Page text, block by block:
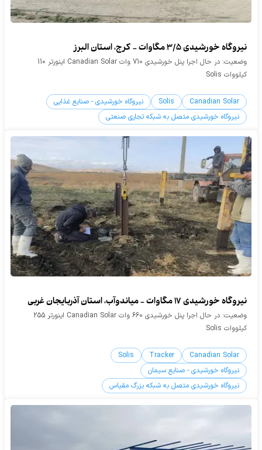
نیروگاه خورشیدی 3/5 مگاوات - کرج، استان البرز
وضعیت: در حال اجرا پنل خورشیدی 710 وات Canadian Solar اینورتر 110
کیلووات Solis
Canadian Solar
Solis
نیروگاه خورشیدی - صنایع غذایی
نیروگاه خورشیدی متصل به شبکه تجاری صنعتی
نیروگاه خورشیدی 17 مگاوات - میاندوآب، استان آذربایجان غربی
وضعیت: در حال اجرا پنل خورشیدی 660 وات Canadian Solar اینورتر 255
کیلووات Solis
Canadian Solar
Tracker
Solis
نیروگاه خورشیدی - صنایع سیمان
نیروگاه خورشیدی متصل به شبکه بزرگ مقیاس